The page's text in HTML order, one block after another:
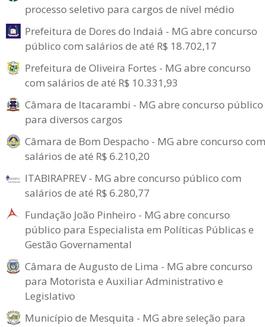
processo seletivo para cargos de nível médio
Prefeitura de Dores do Indaiá - MG abre concurso
público com salários de até R$ 18.702,17
Prefeitura de Oliveira Fortes - MG abre concurso
com salários de até R$ 10.331,93
Câmara de Itacarambi - MG abre concurso público
para diversos cargos
Câmara de Bom Despacho - MG abre concurso com
salários de até R$ 6.210,20
ITABIRAPREV - MG abre concurso público com
salários de até R$ 6.280,77
Fundação João Pinheiro - MG abre concurso
público para Especialista em Políticas Públicas e
Gestão Governamental
Câmara de Augusto de Lima - MG abre concurso
para Motorista e Auxiliar Administrativo e
Legislativo
Município de Mesquita - MG abre seleção para